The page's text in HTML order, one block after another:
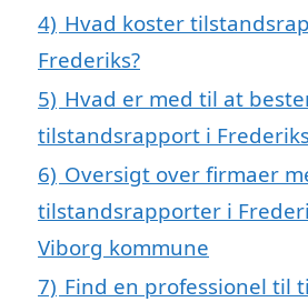
4) Hvad koster
Frederiks?
5) Hvad er med til at
tilstandsrapport i
6) Oversigt over firmaer
tilstandsrapporter i
Viborg kommune
7) Find en professionel til